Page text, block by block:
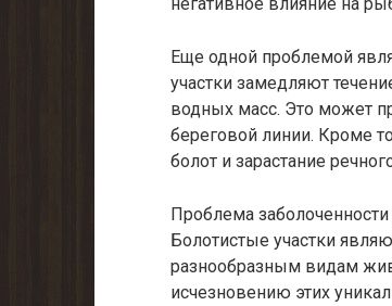
Еще одной проблемой
участки замедляют
водных масс. Это может
береговой линии. Кроме
болот и зарастание
Проблема заболоченности
Болотистые участки
разнообразным видам
исчезновению этих